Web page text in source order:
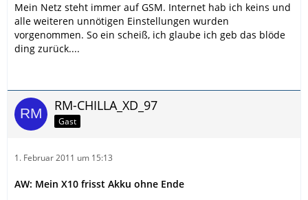
Mein Netz steht immer auf GSM. Internet hab ich keins und
alle weiteren unnötigen Einstellungen wurden
vorgenommen. So ein scheiß, ich glaube ich geb das blöde
ding zurück....
RM-CHILLA_XD_97
Gast
1. Februar 2011 um 15:13
AW: Mein X10 frisst Akku ohne Ende